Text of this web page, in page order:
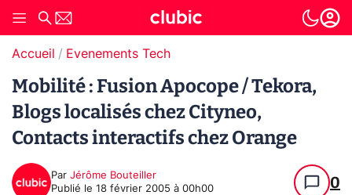
Accueil Evenements Tech
Mobilité : Fusion Apocope / Tekora,
Blogs localisés chez Cityneo,
Contacts interactifs chez Orange
Par Jérôme Bouteiller
Publié le 18 février 2005 à 00h00 0